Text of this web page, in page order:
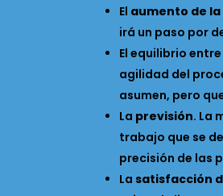
El aumento de
irá un paso por
El equilibrio
agilidad del
asumen, pero
La previsión. La
trabajo que se
precisión de las
Lasatisfacción